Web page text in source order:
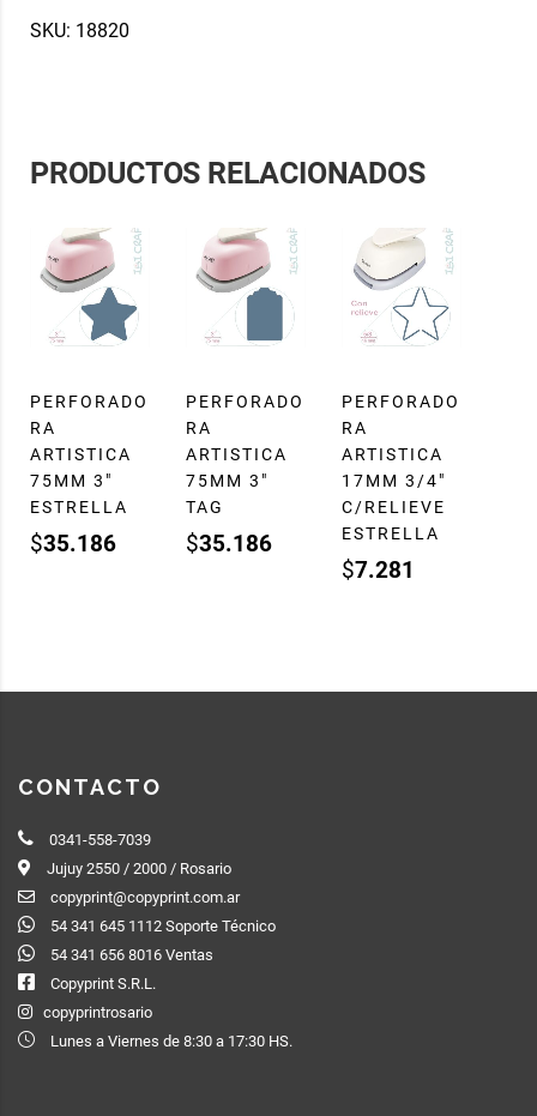
SKU: 18820
PRODUCTOS RELACIONADOS
PERFORADO
RA
ARTISTICA
75MM 3″
ESTRELLA
$35.186
PERFORADO
RA
ARTISTICA
75MM 3″
TAG
$35.186
PERFORADO
RA
ARTISTICA
17MM 3/4″
C/RELIEVE
ESTRELLA
$7.281
CONTACTO
0341-558-7039
Jujuy 2550 / 2000 / Rosario
copyprint@copyprint.com.ar
54 341 645 1112 Soporte Técnico
54 341 656 8016 Ventas
Copyprint S.R.L.
copyprintrosario
Lunes a Viernes de 8:30 a 17:30 HS.